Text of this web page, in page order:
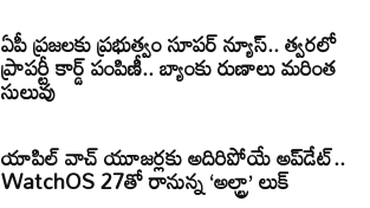
ఏపీ ప్రజలకు ప్రభుత్వం సూపర్ న్యూస్.. త్వరలో
ప్రాపర్టీ కార్డ్ పంపిణీ.. బ్యాంకు రుణాలు మరింత
సులువు
యాపిల్ వాచ్ యూజర్లకు అదిరిపోయే అప్‌డేట్..
WatchOS 27తో రానున్న ‘అల్ట్రా’ లుక్